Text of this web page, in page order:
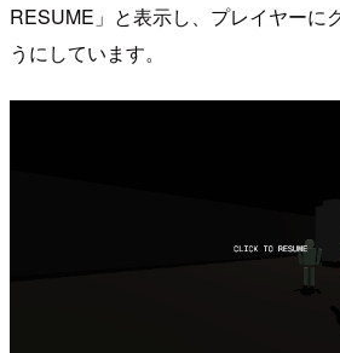
RESUME」と表示し、プレイヤーに
うにしています。